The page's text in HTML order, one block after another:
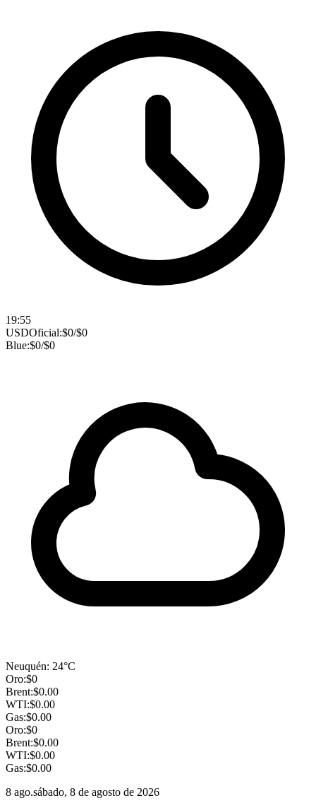
19:55
USDOficial:$0/$0
Blue:$0/$0
Neuquén: 24°C
Oro:$0
Brent:$0.00
WTI:$0.00
Gas:$0.00
Oro:$0
Brent:$0.00
WTI:$0.00
Gas:$0.00
8 ago.sábado, 8 de agosto de 2026